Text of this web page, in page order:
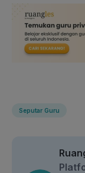
Seputar Guru